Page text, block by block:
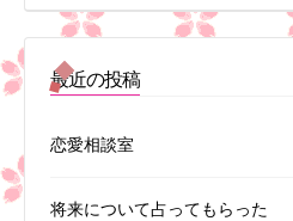
最近の投稿
恋愛相談室
将来について占ってもらった